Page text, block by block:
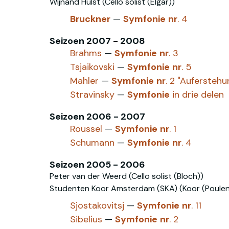
Bruckner — Symfonie nr. 4
Seizoen 2007 - 2008
Brahms — Symfonie nr. 3
Tsjaikovski‎ — Symfonie nr. 5
Mahler — Symfonie nr. 2
Stravinsky — Symfonie in drie delen
Seizoen 2006 - 2007
Roussel — Symfonie nr. 1
Schumann — Symfonie nr. 4
Seizoen 2005 - 2006
Peter van der Weerd (Cello solist (Bloch))
Studenten Koor Amsterdam (SKA) (Koor
Sjostakovitsj — Symfonie nr. 11
Sibelius — Symfonie nr. 2